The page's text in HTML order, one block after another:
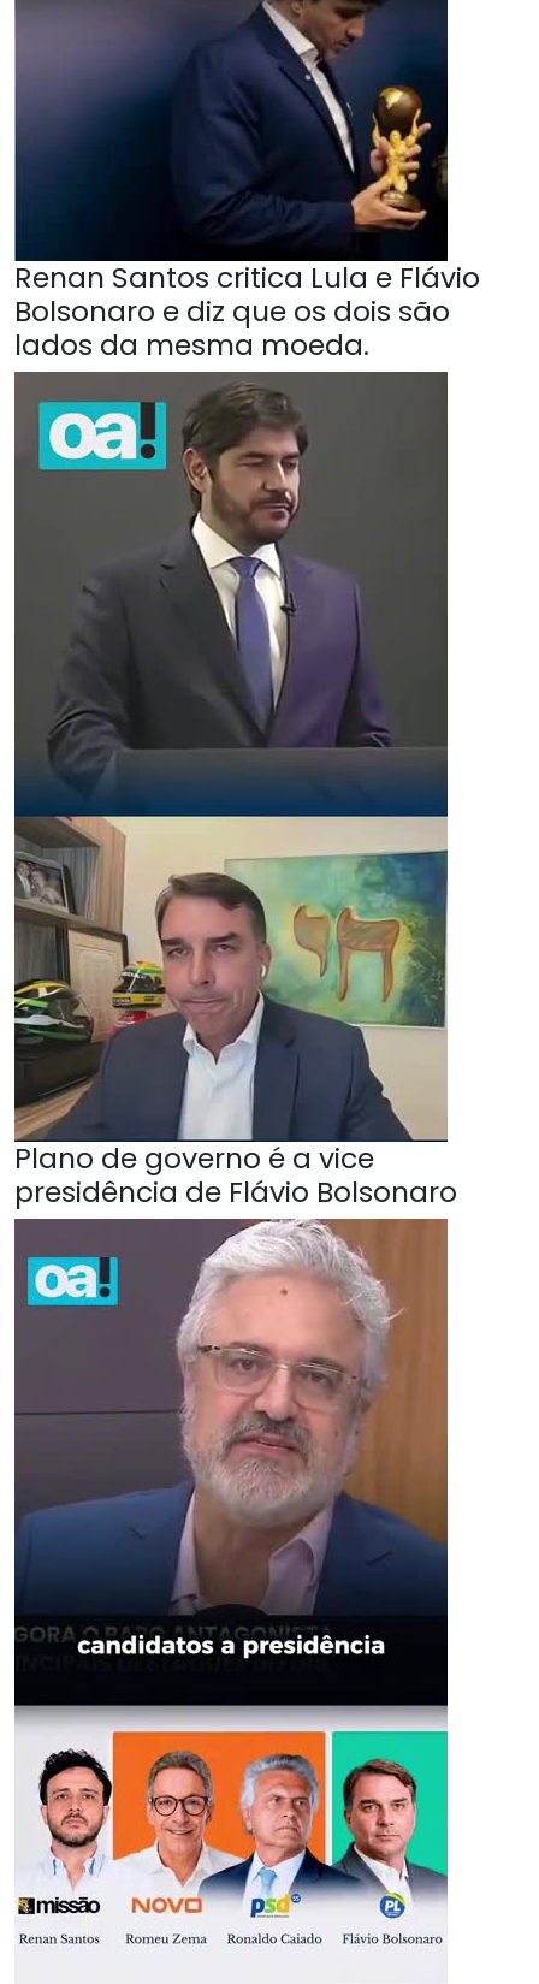
Renan Santos critica Lula e Flávio
Bolsonaro e diz que os dois são
lados da mesma moeda.
Plano de governo é a vice
presidência de Flávio Bolsonaro